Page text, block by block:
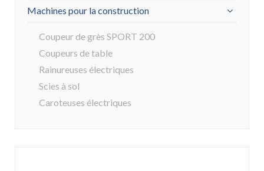
Machines pour la construction
Coupeur de grès SPORT 200
Coupeurs de table
Rainureuses électriques
Scies à sol
Caroteuses électriques